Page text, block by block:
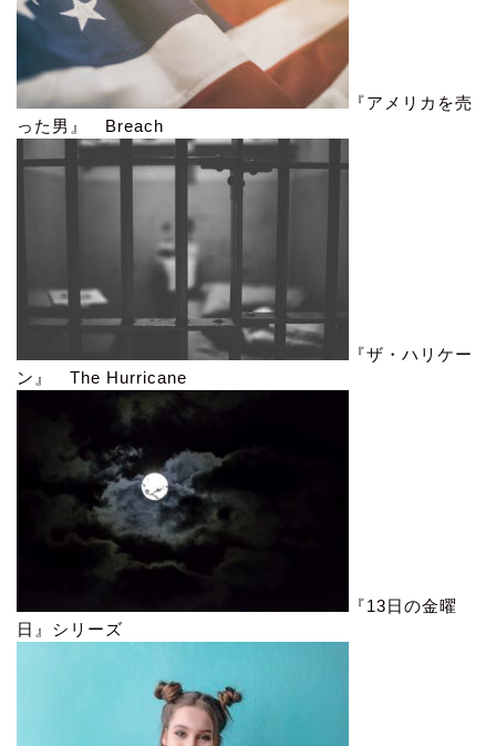
『アメリカを売
った男』 Breach
『ザ・ハリケー
ン』 The Hurricane
『13日の金曜
日』シリーズ